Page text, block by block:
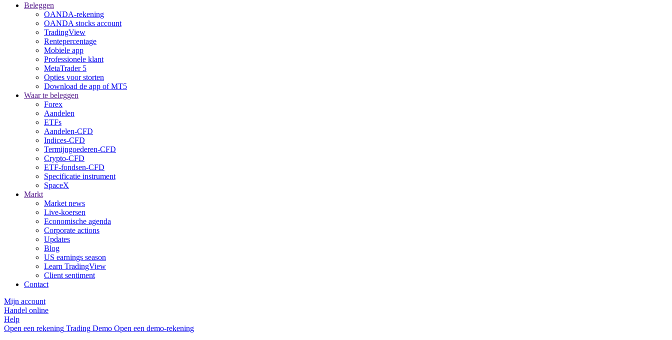
Beleggen
OANDA-rekening
OANDA stocks account
TradingView
Rentepercentage
Mobiele app
Professionele klant
MetaTrader 5
Opties voor storten
Download de app of MT5
Waar te beleggen
Forex
Aandelen
ETFs
Aandelen-CFD
Indices-CFD
Termijngoederen-CFD
Crypto-CFD
ETF-fondsen-CFD
Specificatie instrument
SpaceX
Markt
Market news
Live-koersen
Economische agenda
Corporate actions
Updates
Blog
US earnings season
Learn TradingView
Client sentiment
Contact
Mijn account
Handel online
Help
Open een rekening Trading Demo Open een demo-rekening